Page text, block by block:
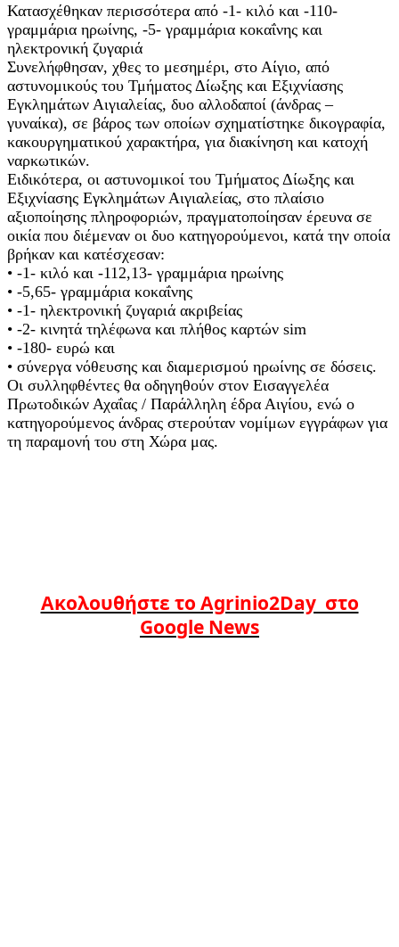
Κατασχέθηκαν περισσότερα από -1- κιλό και -110-
γραμμάρια ηρωίνης, -5- γραμμάρια κοκαΐνης και
ηλεκτρονική ζυγαριά
Συνελήφθησαν, χθες το μεσημέρι, στο Αίγιο, από
αστυνομικούς του Τμήματος Δίωξης και Εξιχνίασης
Εγκλημάτων Αιγιαλείας, δυο αλλοδαποί (άνδρας –
γυναίκα), σε βάρος των οποίων σχηματίστηκε δικογραφία,
κακουργηματικού χαρακτήρα, για διακίνηση και κατοχή
ναρκωτικών.
Ειδικότερα, οι αστυνομικοί του Τμήματος Δίωξης και
Εξιχνίασης Εγκλημάτων Αιγιαλείας, στο πλαίσιο
αξιοποίησης πληροφοριών, πραγματοποίησαν έρευνα σε
οικία που διέμεναν οι δυο κατηγορούμενοι, κατά την οποία
βρήκαν και κατέσχεσαν:
• -1- κιλό και -112,13- γραμμάρια ηρωίνης
• -5,65- γραμμάρια κοκαΐνης
• -1- ηλεκτρονική ζυγαριά ακριβείας
• -2- κινητά τηλέφωνα και πλήθος καρτών sim
• -180- ευρώ και
• σύνεργα νόθευσης και διαμερισμού ηρωίνης σε δόσεις.
Οι συλληφθέντες θα οδηγηθούν στον Εισαγγελέα
Πρωτοδικών Αχαΐας / Παράλληλη έδρα Αιγίου, ενώ ο
κατηγορούμενος άνδρας στερούταν νομίμων εγγράφων για
τη παραμονή του στη Χώρα μας.
Ακολουθήστε το Agrinio2Day στο
Google News